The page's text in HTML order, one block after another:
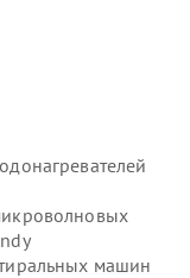
машин